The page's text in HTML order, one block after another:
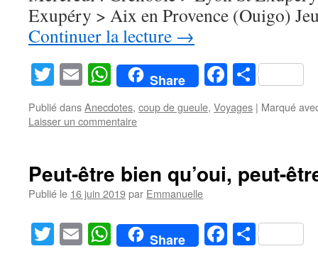
Exupéry > Aix en Provence (Ouigo)
Continuer la lecture →
Twitter
EmailWhatsApp
Share Facebook
Publié dansAnecdotes, coup de gueule, Voyages | Marqué
Laisser un commentaire
Peut-être bien qu’oui, peut-
Publié le 16 juin 2019par Emmanuelle
Twitter
EmailWhatsApp
Share Facebook